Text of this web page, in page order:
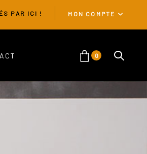
PAR ICI ! MON COMPTE
0